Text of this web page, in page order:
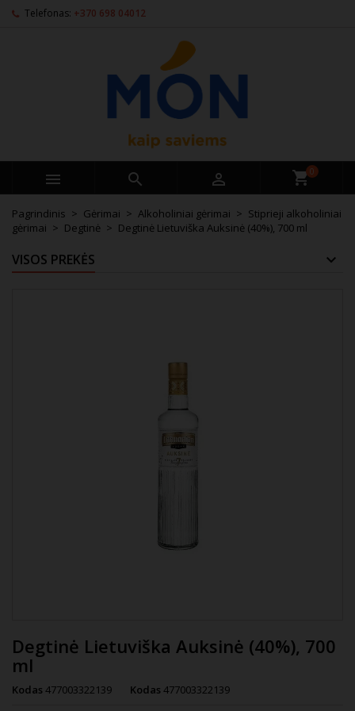
Telefonas: +370 698 04012
   0
Pagrindinis Gėrimai Alkoholiniai gėrimai
Stiprieji alkoholiniai
gėrimai
Degtinė Degtinė Lietuviška Auksinė (40%), 700 ml
VISOS PREKĖS
Degtinė Lietuviška Auksinė (40%), 700
ml
Kodas 477003322139 Kodas 477003322139